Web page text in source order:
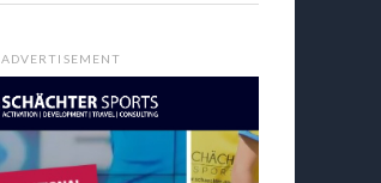
ADVERTISEMENT